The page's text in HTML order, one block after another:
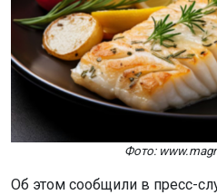
Фото:
Об этом сообщили в пресс-